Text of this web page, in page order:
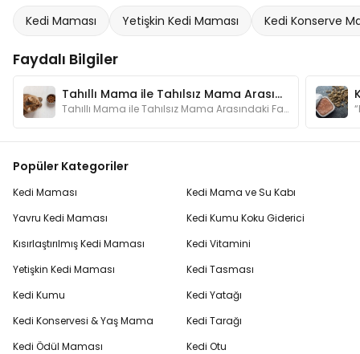
Kedi Maması Yetişkin Kedi Maması Kedi Konserve
Faydalı Bilgiler
Tahıllı Mama ile Tahılsız Mama Arasındaki Fark Nedir?
Tahıllı Mama ile Tahılsız Mama Arasındaki Fark Nedir?
Popüler Kategoriler
Kedi Maması
Yavru Kedi Maması
Kısırlaştırılmış Kedi Maması
Yetişkin Kedi Maması
Kedi Kumu
Kedi Konservesi & Yaş Mama
Kedi Ödül Maması
Kedi Mama ve Su Kabı
Kedi Kumu Koku Giderici
Kedi Vitamini
Kedi Tasması
Kedi Yatağı
Kedi Tarağı
Kedi Otu